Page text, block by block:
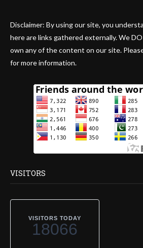
Disclaimer: By using our site, you
here are links gathered externally. We
own any of the content on our site.
for more information.
VISITORS
VISITORS TODAY
18066